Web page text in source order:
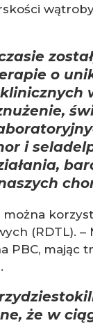
o
i
można
(RDTL).
PBC, mając
że w